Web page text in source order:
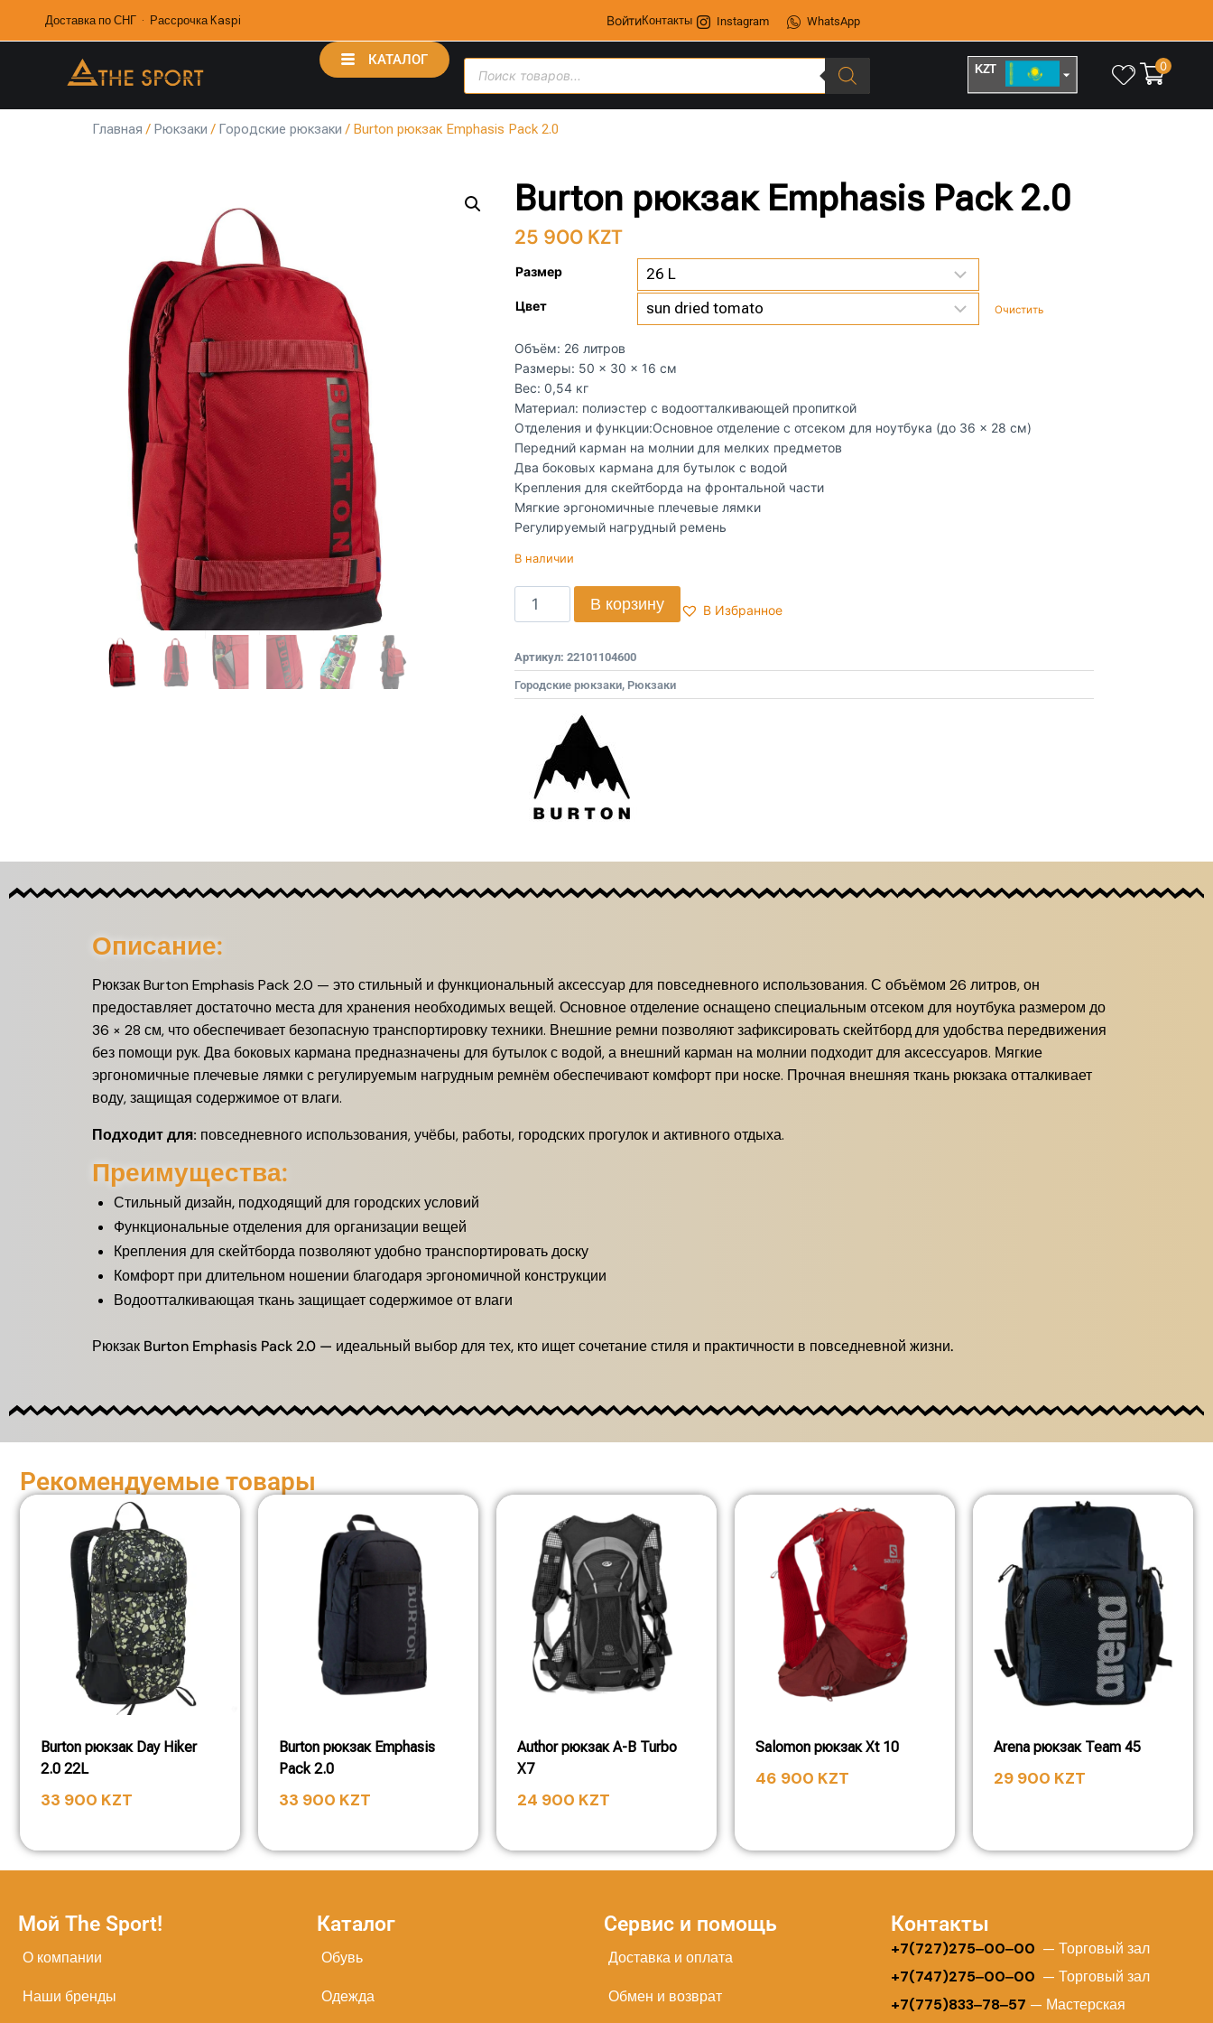
Доставка по СНГ · Рассрочка Kaspi ВойтиКонтакты Instagram WhatsApp
КАТАЛОГ
KZT 0
Главная / Рюкзаки / Городские рюкзаки / Burton рюкзак Emphasis Pack 2.0
Burton рюкзак Emphasis Pack 2.0
25 900 KZT
Размер
Цвет Очистить
Объём: 26 литров​
Размеры: 50 × 30 × 16 см​
Вес: 0,54 кг​
Материал: полиэстер с водоотталкивающей пропиткой​
Отделения и функции:Основное отделение с отсеком для ноутбука (до 36 × 28 см)​
Передний карман на молнии для мелких предметов​
Два боковых кармана для бутылок с водой​
Крепления для скейтборда на фронтальной части​
Мягкие эргономичные плечевые лямки​
Регулируемый нагрудный ремень
В наличии
В корзину В Избранное
Артикул: 22101104600
Городские рюкзаки, Рюкзаки
Описание:
Рюкзак Burton Emphasis Pack 2.0 — это стильный и функциональный аксессуар для повседневного использования. С объёмом 26 литров, он
предоставляет достаточно места для хранения необходимых вещей. Основное отделение оснащено специальным отсеком для ноутбука размером до
36 × 28 см, что обеспечивает безопасную транспортировку техники. Внешние ремни позволяют зафиксировать скейтборд для удобства передвижения
без помощи рук. Два боковых кармана предназначены для бутылок с водой, а внешний карман на молнии подходит для аксессуаров. Мягкие
эргономичные плечевые лямки с регулируемым нагрудным ремнём обеспечивают комфорт при носке. Прочная внешняя ткань рюкзака отталкивает
воду, защищая содержимое от влаги.
Подходит для: повседневного использования, учёбы, работы, городских прогулок и активного отдыха.
Преимущества:
Стильный дизайн, подходящий для городских условий
Функциональные отделения для организации вещей
Крепления для скейтборда позволяют удобно транспортировать доску
Комфорт при длительном ношении благодаря эргономичной конструкции
Водоотталкивающая ткань защищает содержимое от влаги
Рюкзак Burton Emphasis Pack 2.0 — идеальный выбор для тех, кто ищет сочетание стиля и практичности в повседневной жизни.
Рекомендуемые товары
Burton рюкзак Day Hiker
2.0 22L
33 900 KZT
Burton рюкзак Emphasis
Pack 2.0
33 900 KZT
Author рюкзак A-B Turbo
X7
24 900 KZT
Salomon рюкзак Xt 10
46 900 KZT
Arena рюкзак Team 45
29 900 KZT
Мой The Sport!
О компании
Наши бренды
Каталог
Обувь
Одежда
Сервис и помощь
Доставка и оплата
Обмен и возврат
Контакты
+7(727)275‒00‒00 — Торговый зал
+7(747)275‒00‒00 — Торговый зал
+7(775)833‒78‒57 — Мастерская